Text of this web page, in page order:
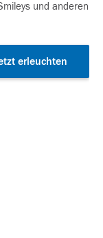
und anderen
erleuchten